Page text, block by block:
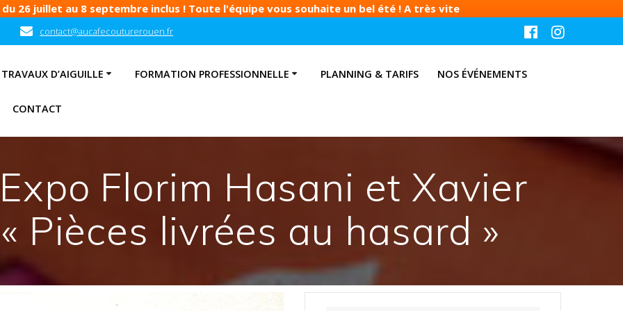
26 juillet au 8 septembre inclus ! Toute l'équipe vous souhaite un bel été ! A très vite
contact@aucafecouturerouen.fr
TRAVAUX D’AIGUILLE FORMATION PROFESSIONNELLE PLANNING & TARIFS NOS ÉVÉNEMENTS
CONTACT
Florim Hasani et Xavier
Pièces livrées au hasard »